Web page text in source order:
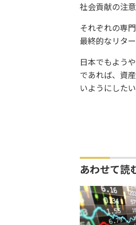
社会貢献の注
それぞれの専
最終的なリタ
日本でもよう
であれば、資
いようにしたい
あわせて読